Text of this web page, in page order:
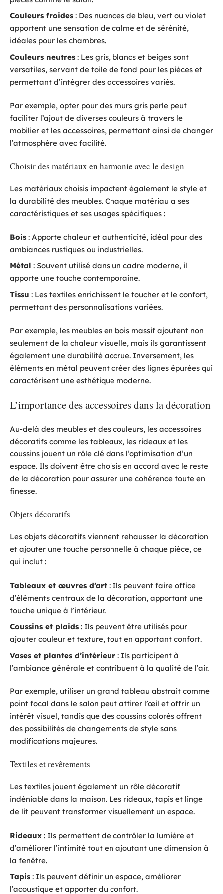
Couleurs froides : Des nuances de bleu, vert ou violet
apportent une sensation de calme et de sérénité,
idéales pour les chambres.
Couleurs neutres : Les gris, blancs et beiges sont
versatiles, servant de toile de fond pour les pièces et
permettant d’intégrer des accessoires variés.
Par exemple, opter pour des murs gris perle peut
faciliter l’ajout de diverses couleurs à travers le
mobilier et les accessoires, permettant ainsi de changer
l’atmosphère avec facilité.
Choisir des matériaux en harmonie avec le design
Les matériaux choisis impactent également le style et
la durabilité des meubles. Chaque matériau a ses
caractéristiques et ses usages spécifiques :
Bois : Apporte chaleur et authenticité, idéal pour des
ambiances rustiques ou industrielles.
Métal : Souvent utilisé dans un cadre moderne, il
apporte une touche contemporaine.
Tissu : Les textiles enrichissent le toucher et le confort,
permettant des personnalisations variées.
Par exemple, les meubles en bois massif ajoutent non
seulement de la chaleur visuelle, mais ils garantissent
également une durabilité accrue. Inversement, les
éléments en métal peuvent créer des lignes épurées qui
caractérisent une esthétique moderne.
L’importance des accessoires dans la décoration
Au-delà des meubles et des couleurs, les accessoires
décoratifs comme les tableaux, les rideaux et les
coussins jouent un rôle clé dans l’optimisation d’un
espace. Ils doivent être choisis en accord avec le reste
de la décoration pour assurer une cohérence toute en
finesse.
Objets décoratifs
Les objets décoratifs viennent rehausser la décoration
et ajouter une touche personnelle à chaque pièce, ce
qui inclut :
Tableaux et œuvres d’art : Ils peuvent faire office
d’éléments centraux de la décoration, apportant une
touche unique à l’intérieur.
Coussins et plaids : Ils peuvent être utilisés pour
ajouter couleur et texture, tout en apportant confort.
Vases et plantes d’intérieur : Ils participent à
l’ambiance générale et contribuent à la qualité de l’air.
Par exemple, utiliser un grand tableau abstrait comme
point focal dans le salon peut attirer l’œil et offrir un
intérêt visuel, tandis que des coussins colorés offrent
des possibilités de changements de style sans
modifications majeures.
Textiles et revêtements
Les textiles jouent également un rôle décoratif
indéniable dans la maison. Les rideaux, tapis et linge
de lit peuvent transformer visuellement un espace.
Rideaux : Ils permettent de contrôler la lumière et
d’améliorer l’intimité tout en ajoutant une dimension à
la fenêtre.
Tapis : Ils peuvent définir un espace, améliorer
l’acoustique et apporter du confort.